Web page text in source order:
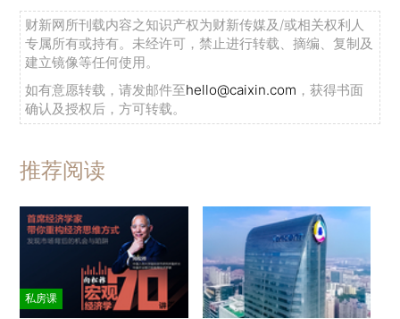
财新网所刊载内容之知识产权为财新传媒及/或相关权利人
专属所有或持有。未经许可，禁止进行转载、摘编、复制及
建立镜像等任何使用。
如有意愿转载，请发邮件至hello@caixin.com ，获得书面
确认及授权后，方可转载。
推荐阅读
私房课